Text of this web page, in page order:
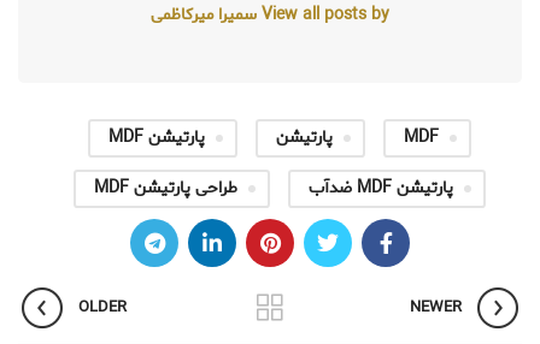
View all posts by سمیرا میرکاظمی
MDF پارتیشن
پارتیشن MDF
پارتیشن MDF ضدآب
طراحی پارتیشن‌ MDF
NEWER
OLDER